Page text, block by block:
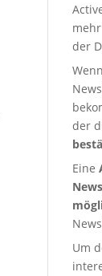
der
der
Eine
Um